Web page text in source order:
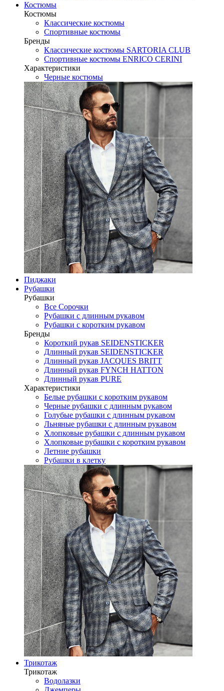
Костюмы
Костюмы
Классические костюмы
Спортивные костюмы
Бренды
Классические костюмы SARTORIA CLUB
Спортивные костюмы ENRICO CERINI
Характеристики
Черные костюмы
Пиджаки
Рубашки
Рубашки
Все Сорочки
Рубашки с длинным рукавом
Рубашки с коротким рукавом
Бренды
Короткий рукав SEIDENSTICKER
Длинный рукав SEIDENSTICKER
Длинный рукав JAСQUES BRITT
Длинный рукав FYNCH HATTON
Длинный рукав PURE
Характеристики
Белые рубашки с коротким рукавом
Черные рубашки с длинным рукавом
Голубые рубашки с длинным рукавом
Льняные рубашки с длинным рукавом
Хлопковые рубашки с длинным рукавом
Хлопковые рубашки с коротким рукавом
Летние рубашки
Рубашки в клетку
Трикотаж
Трикотаж
Водолазки